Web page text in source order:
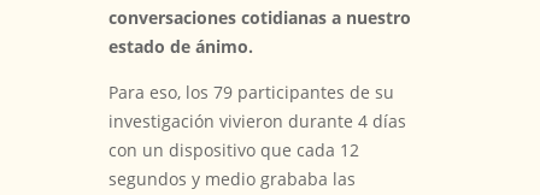
conversaciones cotidianas a nuestro
estado de ánimo.
Para eso, los 79 participantes de su
investigación vivieron durante 4 días
con un dispositivo que cada 12
segundos y medio grababa las